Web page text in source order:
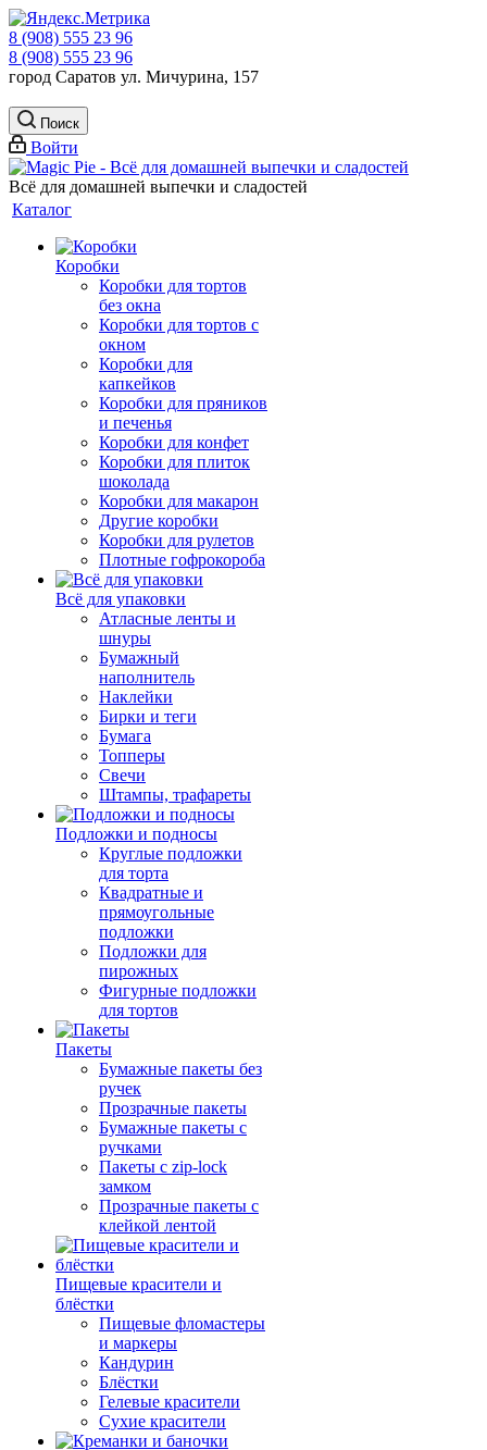
8 (908) 555 23 96
8 (908) 555 23 96
город Саратов ул. Мичурина, 157
Поиск
Войти
Всё для домашней выпечки и сладостей
Каталог
Коробки
Коробки для тортов
без окна
Коробки для тортов с
окном
Коробки для
капкейков
Коробки для пряников
и печенья
Коробки для конфет
Коробки для плиток
шоколада
Коробки для макарон
Другие коробки
Коробки для рулетов
Плотные гофрокороба
Всё для упаковки
Атласные ленты и
шнуры
Бумажный
наполнитель
Наклейки
Бирки и теги
Бумага
Топперы
Свечи
Штампы, трафареты
Подложки и подносы
Круглые подложки
для торта
Квадратные и
прямоугольные
подложки
Подложки для
пирожных
Фигурные подложки
для тортов
Пакеты
Бумажные пакеты без
ручек
Прозрачные пакеты
Бумажные пакеты с
ручками
Пакеты с zip-lock
замком
Прозрачные пакеты с
клейкой лентой
Пищевые красители и
блёстки
Пищевые фломастеры
и маркеры
Кандурин
Блёстки
Гелевые красители
Сухие красители